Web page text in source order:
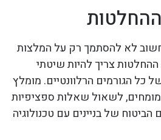
לא להסתמך רק על המלצות
צריך להיות שיטתי
כל הגורמים הרלוונטיים. מומלץ
לשאול שאלות ספציפיות
של בניינים עם טכנולוגיה